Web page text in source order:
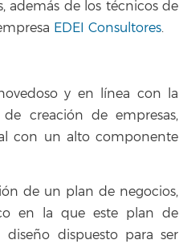
además de los técnicos de
EDEI Consultores.
y en línea con la
creación de empresas,
con un alto componente
de un plan de negocios,
en la que este plan de
dispuesto para ser